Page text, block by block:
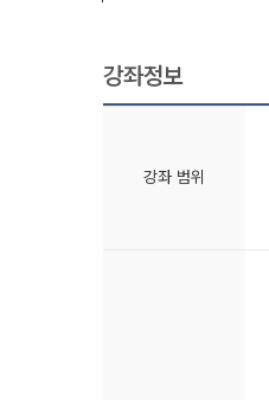
강좌정보
강좌 범위